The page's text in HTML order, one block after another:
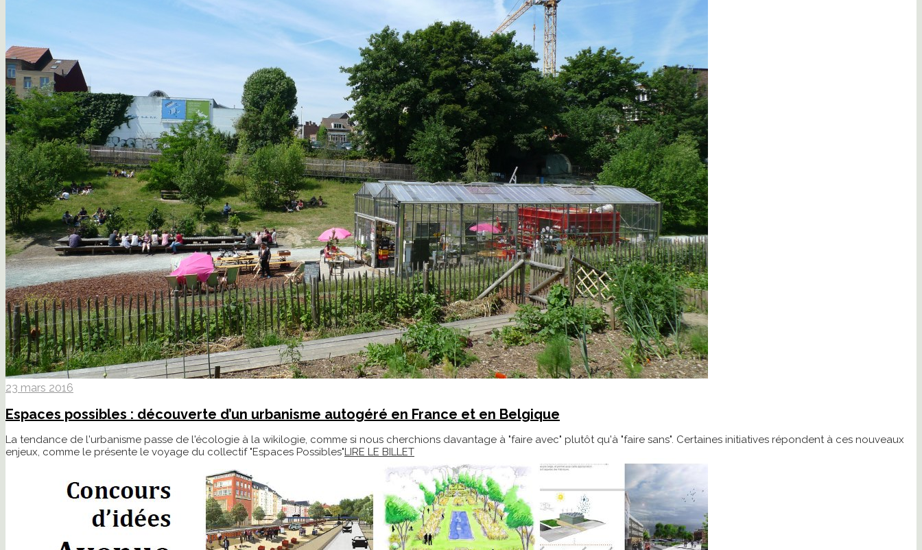
23 mars 2016
Espaces possibles : découverte d’un urbanisme autogéré en France et en Belgique
La tendance de l'urbanisme passe de l'écologie à la wikilogie, comme si nous cherchions davantage à "faire avec" plutôt qu'à "faire sans". Certaines initiatives répondent à ces nouveaux
enjeux, comme le présente le voyage du collectif "Espaces Possibles"LIRE LE BILLET